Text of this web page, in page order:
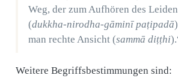
Weg, der zum Aufhören des
(dukkha-nirodha-gāminī paṭipadā
man rechte Ansicht (sammā diṭṭhi
Weitere Begriffsbestimmungen sind: